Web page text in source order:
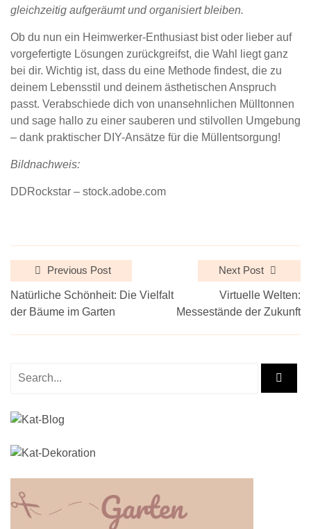
gleichzeitig aufgeräumt und organisiert bleiben.
Ob du nun ein Heimwerker-Enthusiast bist oder lieber auf
vorgefertigte Lösungen zurückgreifst, die Wahl liegt ganz
bei dir. Wichtig ist, dass du eine Methode findest, die zu
deinem Lebensstil und deinem ästhetischen Anspruch
passt. Verabschiede dich von unansehnlichen Mülltonnen
und sage hallo zu einer sauberen und stilvollen Umgebung
– dank praktischer DIY-Ansätze für die Müllentsorgung!
Bildnachweis:
DDRockstar – stock.adobe.com
Previous Post
Natürliche Schönheit: Die Vielfalt
der Bäume im Garten
Next Post
Virtuelle Welten:
Messestände der Zukunft